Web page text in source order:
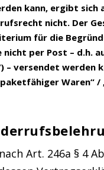
kann, ergibt sich
nicht. Der
für die
per Post – d.h.
– versendet werden
Waren“
Art. 246a § 4